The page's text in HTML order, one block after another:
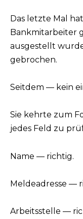
Das letzte Mal
Bankmitarbeiter
ausgestellt
gebrochen.
Seitdem — kein
Sie kehrte zum
jedes Feld zu
Name — richtig.
Meldeadresse —
Arbeitsstelle —